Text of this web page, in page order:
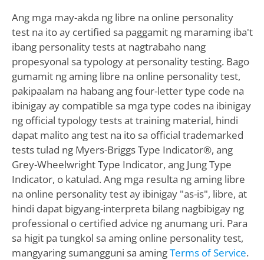
Ang mga may-akda ng libre na online personality
test na ito ay certified sa paggamit ng maraming iba't
ibang personality tests at nagtrabaho nang
propesyonal sa typology at personality testing. Bago
gumamit ng aming libre na online personality test,
pakipaalam na habang ang four-letter type code na
ibinigay ay compatible sa mga type codes na ibinigay
ng official typology tests at training material, hindi
dapat malito ang test na ito sa official trademarked
tests tulad ng Myers-Briggs Type Indicator®, ang
Grey-Wheelwright Type Indicator, ang Jung Type
Indicator, o katulad. Ang mga resulta ng aming libre
na online personality test ay ibinigay "as-is", libre, at
hindi dapat bigyang-interpreta bilang nagbibigay ng
professional o certified advice ng anumang uri. Para
sa higit pa tungkol sa aming online personality test,
mangyaring sumangguni sa amingTerms of Service.